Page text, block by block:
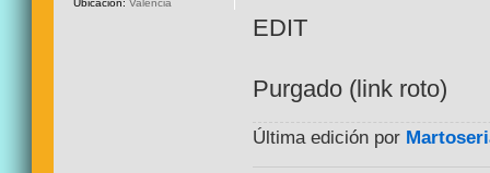
EDIT
Purgado (link roto)
Última edición por
Ubicación: Valencia